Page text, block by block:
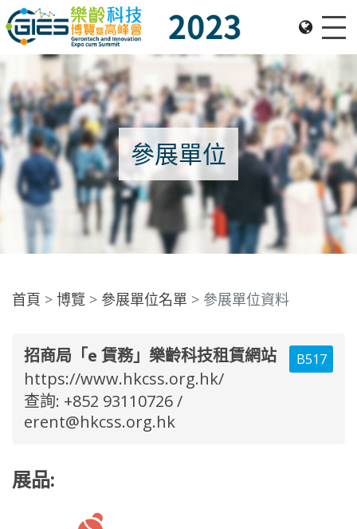
Date: Expo: 23-26 Nov 2023, Venue: Hall 1A-C, HKCEC
參展單位
首頁 博覽 參展單位名單 參展單位資料
B517
招商局「e 賃務」樂齡科技租賃網站
https://www.hkcss.org.hk/
查詢: +852 93110726 /
erent@hkcss.org.hk
展品: